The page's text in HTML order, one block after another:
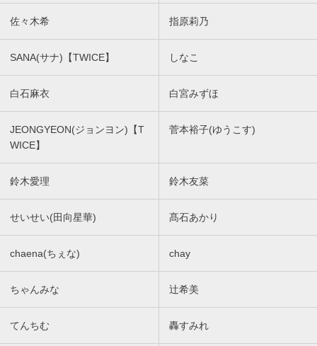
佐々木希 指原莉乃
SANA(サナ)【TWICE】 しなこ
白石麻衣 白宮みずほ
JEONGYEON(ジョンヨン)【T
WICE】
菅本裕子(ゆうこす)
鈴木愛理 鈴木友菜
せいせい(田向星華) 髙石あかり
chaena(ちぇな) chay
ちゃんみな 辻希美
てんちむ 轟すみれ